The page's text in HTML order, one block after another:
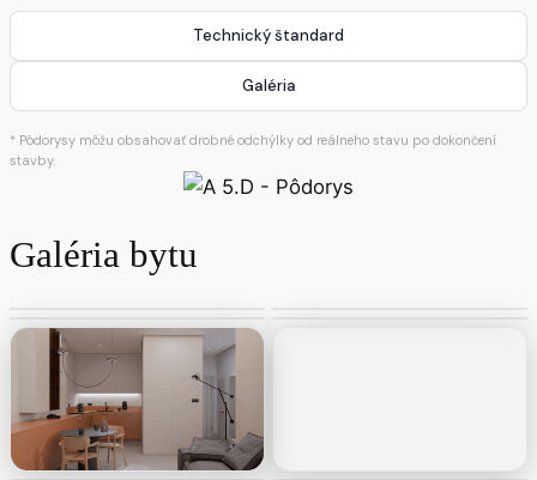
Technický štandard
Galéria
* Pôdorysy môžu obsahovať drobné odchýlky od reálneho stavu po dokončení
stavby.
Galéria bytu